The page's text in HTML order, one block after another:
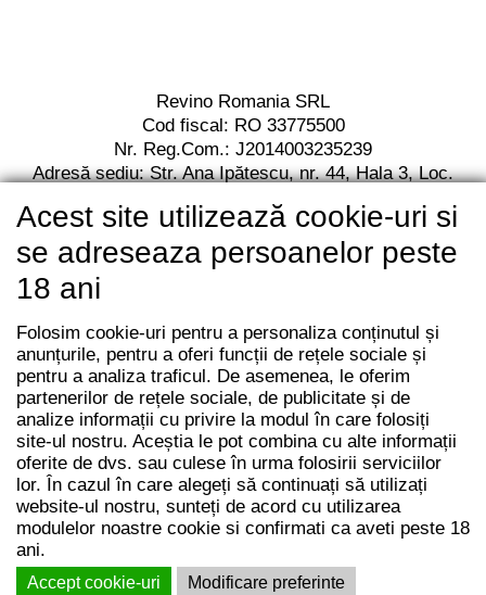
Revino Romania SRL
Cod fiscal: RO 33775500
Nr. Reg.Com.: J2014003235239
Adresă sediu: Str. Ana Ipătescu,nr. 44, Hala 3,Loc.
RO13 BACX 0000 0010 7112 2001
Unicredit Bank
© REVINO ROMANIA 2014 - 2026 | Toate drepturile rezervate |
Termeni si conditii|ANPC
Acest site utilizează cookie-uri si
se adreseaza persoanelor peste
18 ani
Folosim cookie-uri pentru a personaliza conținutul și
anunțurile, pentru a oferi funcții de rețele sociale și
pentru a analiza traficul. De asemenea, le oferim
partenerilor de rețele sociale, de publicitate și de
analize informații cu privire la modul în care folosiți
site-ul nostru. Aceștia le pot combina cu alte informații
oferite de dvs. sau culese în urma folosirii serviciilor
lor. În cazul în care alegeți să continuați să utilizați
website-ul nostru, sunteți de acord cu utilizarea
modulelor noastre cookie si confirmati ca aveti peste 18
ani.
Accept cookie-uri Modificare preferinte